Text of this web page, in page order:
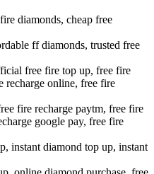
diamonds, cheap free
ff diamonds, trusted free
free fire top up, free fire
recharge online, free fire
fire recharge paytm, free fire
google pay, free fire
instant diamond top up, instant